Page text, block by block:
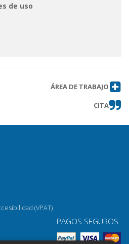
de uso
ÁREA DE TRABAJO
CITA
(VPAT)
PAGOS SEGUROS